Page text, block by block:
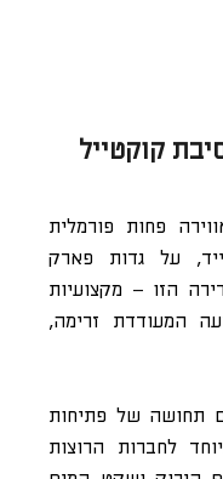
קוקטייל
פחות פורמלית
על גדות פארק
הזו – מקצועיות
המעודדת זרימה,
תחושה של פתיחות
לחברות הרוצות